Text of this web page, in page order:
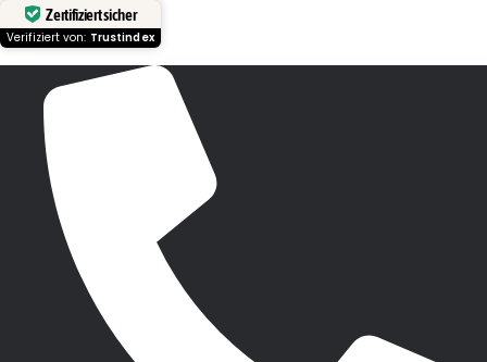
Zertifiziert sicher
Verifiziert von: Trustindex